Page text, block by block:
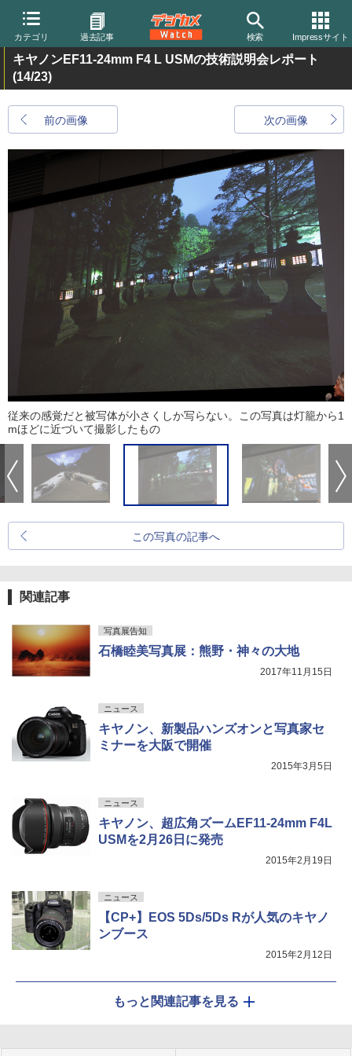
カテゴリ 過去記事 検索 Impressサイト
キヤノンEF11-24mm F4 L USMの技術説明会レポート
(14/23)
前の画像 次の画像
従来の感覚だと被写体が小さくしか写らない。この写真は灯籠から1
mほどに近づいて撮影したもの
この写真の記事へ
関連記事
写真展告知
石橋睦美写真展：熊野・神々の大地
2017年11月15日
ニュース
キヤノン、新製品ハンズオンと写真家セ
ミナーを大阪で開催
2015年3月5日
ニュース
キヤノン、超広角ズームEF11-24mm F4L
USMを2月26日に発売
2015年2月19日
ニュース
【CP+】EOS 5Ds/5Ds Rが人気のキヤノ
ンブース
2015年2月12日
もっと関連記事を見る